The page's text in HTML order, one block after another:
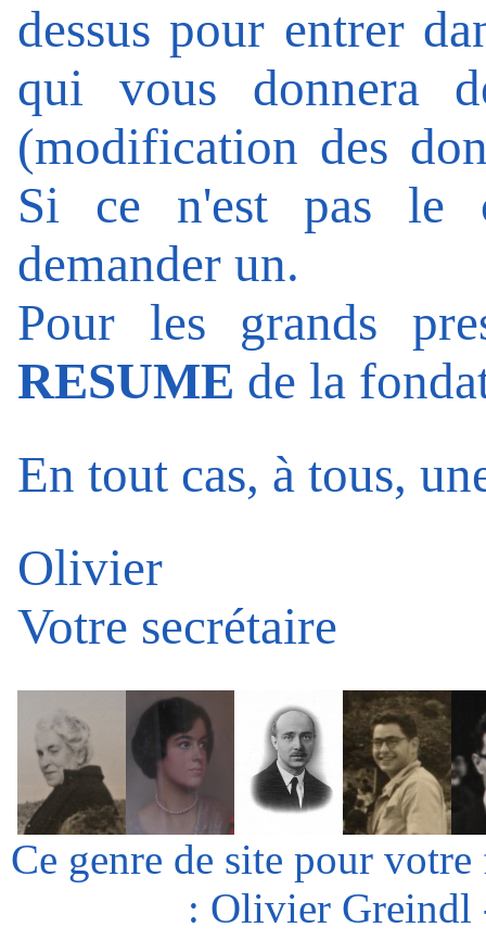
dessus pour entrer
qui vous donnera
(modification des
Si ce n'est pas le
demander un.
Pour les grands
RESUME de la
En tout cas, à tous,
Olivier
Votre secrétaire
Ce genre de site pour
: Olivier Greindl